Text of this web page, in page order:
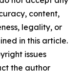
content,
legality, or
in this article.
issues
the author